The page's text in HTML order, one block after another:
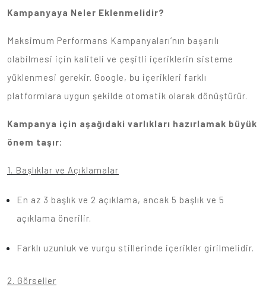
Kampanyaya Neler Eklenmelidir?
Maksimum Performans Kampanyaları’nın başarılı
olabilmesi için kaliteli ve çeşitli içeriklerin sisteme
yüklenmesi gerekir. Google, bu içerikleri farklı
platformlara uygun şekilde otomatik olarak dönüştürür.
Kampanya için aşağıdaki varlıkları hazırlamak büyük
önem taşır:
1. Başlıklar ve Açıklamalar
En az 3 başlık ve 2 açıklama, ancak 5 başlık ve 5
açıklama önerilir.
Farklı uzunluk ve vurgu stillerinde içerikler girilmelidir.
2. Görseller